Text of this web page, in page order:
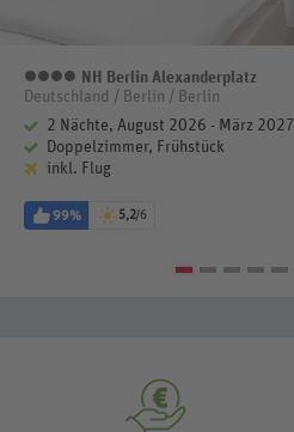
4 Sterne
NH Berlin Alexanderplatz
Deutschland / Berlin / Berlin
2 Nächte, August 2026 - März 2027
Doppelzimmer, Frühstück
inkl. Flug
99% 5,2/6